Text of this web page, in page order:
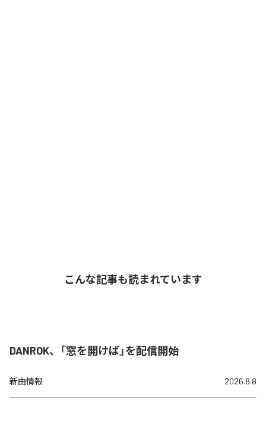
こんな記事も読まれています
DANROK、「窓を開けば」を配信開始
新曲情報 2026.8.8